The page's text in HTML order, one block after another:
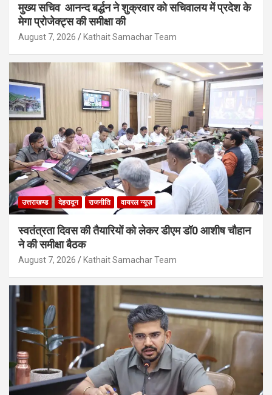
मुख्य सचिव आनन्द बर्द्धन ने शुक्रवार को सचिवालय में प्रदेश के
मेगा प्रोजेक्ट्स की समीक्षा की
August 7, 2026 Kathait Samachar Team
उत्तराखण्ड देहरादून राजनीति वायरल न्यूज़
स्वतंत्रता दिवस की तैयारियों को लेकर डीएम डॉ0 आशीष चौहान
ने की समीक्षा बैठक
August 7, 2026 Kathait Samachar Team